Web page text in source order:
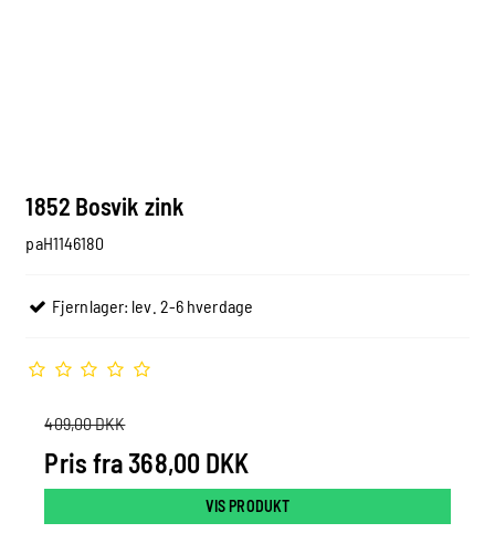
1852 Bosvik zink
paH1146180
Fjernlager: lev. 2-6 hverdage
409,00 DKK
Pris fra368,00 DKK
VIS PRODUKT